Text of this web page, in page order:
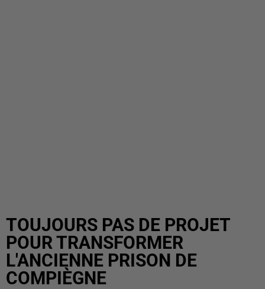
TOUJOURS PAS DE PROJET
POUR TRANSFORMER
L'ANCIENNE PRISON DE
COMPIÈGNE